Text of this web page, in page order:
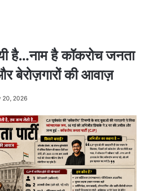
है…नाम है कॉकरोच जनता
बेरोज़गारों की आवाज़
20, 2026